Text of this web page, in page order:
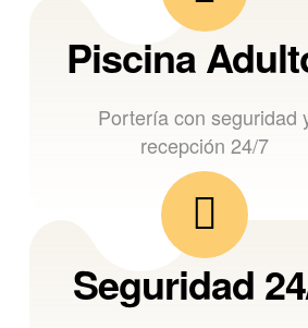
Piscina
Portería con seguridad
recepción 24/7
Seguridad